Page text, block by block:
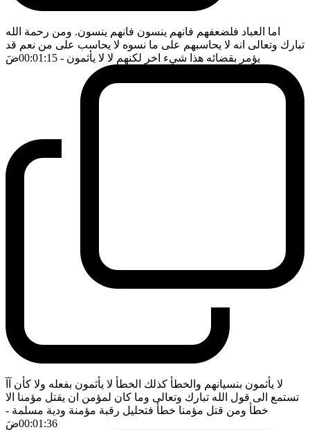
اما العباد فلضعفهم فانهم ينسون فانهم ينسون. ومن رحمة الله
تبارك وتعالى انه لا يحاسبهم على ما نسوه لا يحاسب على من نعم قد
يؤمر بقضائه هذا شيء اخر لكنهم لا لا يأثمون - 00:01:15 ضَ
لا يأثمون بنسيانهم والخطأ كذلك الخطأ لا يأثمون بفعله ولا كأن آآ
تستمع الى قول الله تبارك وتعالى وما كان لمؤمن ان يقتل مؤمنا الا
خطأ ومن قتل مؤمنا خطأ فتحليل رقبة مؤمنة ودية مسلمة -
00:01:36ضَ